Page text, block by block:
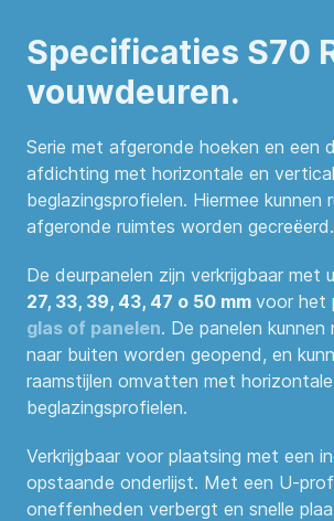
Specificaties S70
vouwdeuren.
Serie met afgeronde hoeken en een
afdichting met horizontale en
beglazingsprofielen. Hiermee kunnen
afgeronde ruimtes worden gecreëerd.
De deurpanelen zijn verkrijgbaar met
27, 33, 39, 43, 47 o 50 mm voor het
glas of panelen. De panelen
naar buiten worden geopend, en
raamstijlen omvatten met
beglazingsprofielen.
Verkrijgbaar voor plaatsing met een
opstaande onderlijst. Met een U-
oneffenheden verbergt en snelle